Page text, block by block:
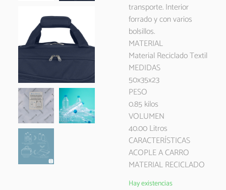
transporte. Interior
forrado y con varios
bolsillos.
MATERIAL
Material Reciclado Textil
MEDIDAS
50x35x23
PESO
0.85 kilos
VOLUMEN
40.00 Litros
CARACTERÍSTICAS
ACOPLE A CARRO
MATERIAL RECICLADO
Hay existencias